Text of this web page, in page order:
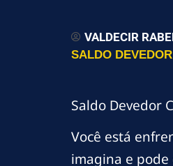
VALDECIR
SALDO
Saldo Devedor
Você está
imagina e